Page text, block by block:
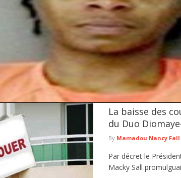
et proxénétisme : une suspecte déférée au
de Kédougou de la Division nationale de lutte contre le trafic de
La baisse des
du Duo
By Mamadou Nancy Fall
Par décret le
Macky Sall